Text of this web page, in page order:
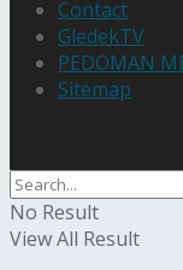
Contact
GledekTV
PEDOMAN
Sitemap
No Result
View All Result